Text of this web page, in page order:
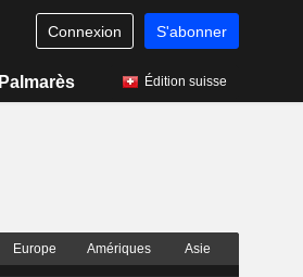
Connexion S'abonner
Palmarès Édition suisse
Europe Amériques Asie